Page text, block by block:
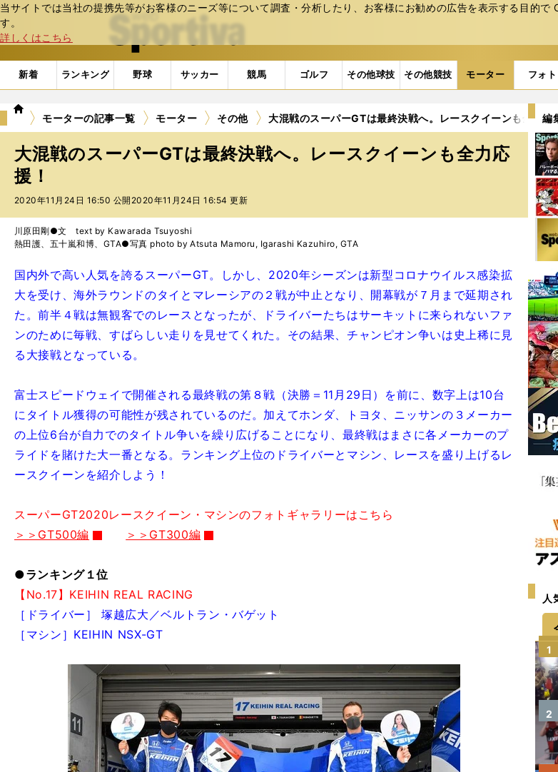
当サイトでは当社の提携先等がお客様のニーズ等について調査・分析したり、お客様にお勧めの広告を表⽰する⽬的で
す。
詳しくはこちら
web Sportiva (webスポルティーバ)
新着 ランキング 野球 サッカー 競馬 ゴルフ その他球技 その他競技 モーター フォト
we
ポ
ル
テ
ィ
ー
バ
モーターの記事一覧 モーター その他 大混戦のスーパーGTは最終決戦へ。レースクイーンも全力応
大混戦のスーパーGTは最終決戦へ。レースクイーンも全力応
援！
2020年11月24日 16:50 公開 2020年11月24日 16:54 更新
川原田剛●文 text by Kawarada Tsuyoshi
熱田護、五十嵐和博、GTA●写真 photo by Atsuta Mamoru, Igarashi Kazuhiro, GTA
国内外で高い人気を誇るスーパーGT。しかし、2020年シーズンは新型コロナウイルス感染拡
大を受け、海外ラウンドのタイとマレーシアの２戦が中止となり、開幕戦が７月まで延期され
た。前半４戦は無観客でのレースとなったが、ドライバーたちはサーキットに来られないファ
ンのために毎戦、すばらしい走りを見せてくれた。その結果、チャンピオン争いは史上稀に見
る大接戦となっている。
富士スピードウェイで開催される最終戦の第８戦（決勝＝11月29日）を前に、数字上は10台
にタイトル獲得の可能性が残されているのだ。加えてホンダ、トヨタ、ニッサンの３メーカー
の上位6台が自力でのタイトル争いを繰り広げることになり、最終戦はまさに各メーカーのプ
ライドを賭けた大一番となる。ランキング上位のドライバーとマシン、レースを盛り上げるレ
ースクイーンを紹介しよう！
スーパーGT2020レースクイーン・マシンのフォトギャラリーはこちら
＞＞GT500編
＞＞GT300編
●ランキング１位
【No.17】KEIHIN REAL RACING
［ドライバー］ 塚越広大／ベルトラン・バゲット
［マシン］KEIHIN NSX-GT
編
人
1
2